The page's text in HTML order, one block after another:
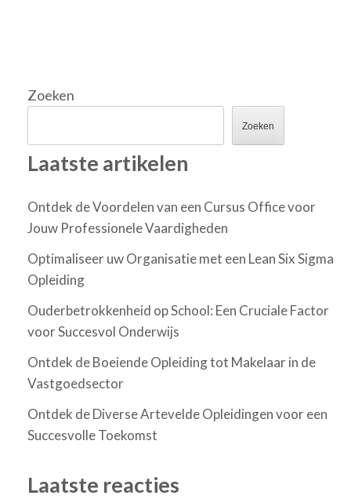
Zoeken
Zoeken
Laatste artikelen
Ontdek de Voordelen van een Cursus Office voor
Jouw Professionele Vaardigheden
Optimaliseer uw Organisatie met een Lean Six Sigma
Opleiding
Ouderbetrokkenheid op School: Een Cruciale Factor
voor Succesvol Onderwijs
Ontdek de Boeiende Opleiding tot Makelaar in de
Vastgoedsector
Ontdek de Diverse Artevelde Opleidingen voor een
Succesvolle Toekomst
Laatste reacties